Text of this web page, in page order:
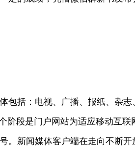
包括：电视、广播、报纸、杂
阶段是门户网站为适应移动互
新闻媒体客户端在走向不断